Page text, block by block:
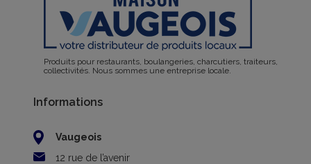
Produits pour restaurants, boulangeries, charcutiers, traiteurs,
collectivités. Nous sommes une entreprise locale.
Informations
Vaugeois
12 rue de l’avenir